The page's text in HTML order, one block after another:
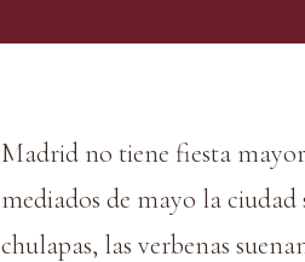
Madrid no tiene fiesta mayor
mediados de mayo la
chulapas, las verbenas